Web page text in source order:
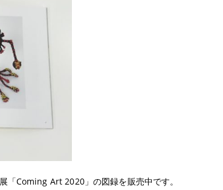
「Coming Art 2020」の図録を販売中です。